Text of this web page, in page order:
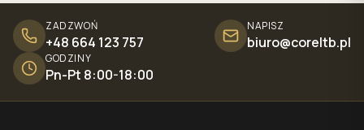
ZADZWOŃ
+48 664 123 757
NAPISZ
biuro@coreltb.pl
GODZINY
Pn-Pt 8:00-18:00